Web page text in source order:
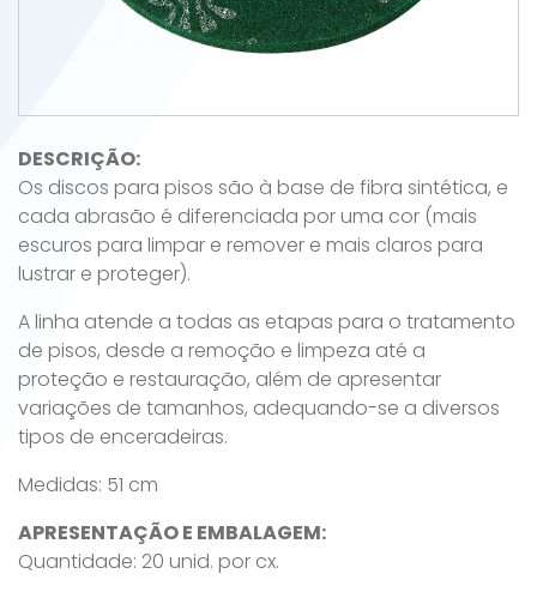
DESCRIÇÃO:
Os discos para pisos são à base de fibra sintética, e
cada abrasão é diferenciada por uma cor (mais
escuros para limpar e remover e mais claros para
lustrar e proteger).
A linha atende a todas as etapas para o tratamento
de pisos, desde a remoção e limpeza até a
proteção e restauração, além de apresentar
variações de tamanhos, adequando-se a diversos
tipos de enceradeiras.
Medidas: 51 cm
APRESENTAÇÃO E EMBALAGEM:
Quantidade: 20 unid. por cx.